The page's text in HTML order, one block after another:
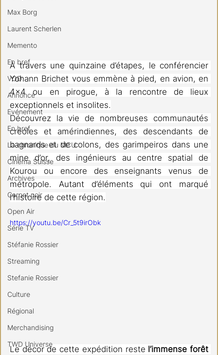
Max Borg
Laurent Scherlen
Memento
En bref
VOD
Annonce
Evénement
En bref
La chronique du MCU
Cinéma Suisse
Archives
Carnet noir
Open Air
Série TV
Stéfanie Rossier
Streaming
Stefanie Rossier
Culture
Régional
Merchandising
TWD Universe
À travers une quinzaine d’étapes, le conférencier
Yohann Brichet vous emmène à pied, en avion, en
4x4 ou en pirogue, à la rencontre de lieux
exceptionnels et insolites.
Découvrez la vie de nombreuses communautés
créoles et amérindiennes, des descendants de
bagnards et de colons, des garimpeiros dans une
mine d’or, des ingénieurs au centre spatial de
Kourou ou encore des enseignants venus de
métropole. Autant d’éléments qui ont marqué
l’histoire de cette région.
https://youtu.be/Cr_5t9irObk
Le décor de cette expédition reste l’immense forêt